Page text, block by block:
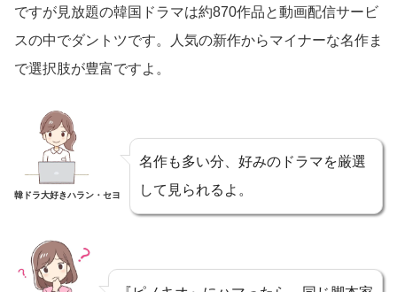
ですが見放題の韓国ドラマは約870作品と動画配信サービ
スの中でダントツです。人気の新作からマイナーな名作ま
で選択肢が豊富ですよ。
韓ドラ大好きハラン・セヨ
名作も多い分、好みのドラマを厳選
して見られるよ。